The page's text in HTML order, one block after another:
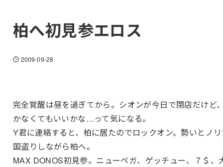
柏へ初見参エロス
2009-09-28
完全覚醒は昼を過ぎてから。シオンが今日で閉店だけど
かなくてもいいかな…って気になる。
Y君に連絡すると、柏に居たのでロックオン。勢いとノ
国盗りしながら柏へ。
MAX DONOS初見参。ニューペガ、ゲッチュー、７＄、